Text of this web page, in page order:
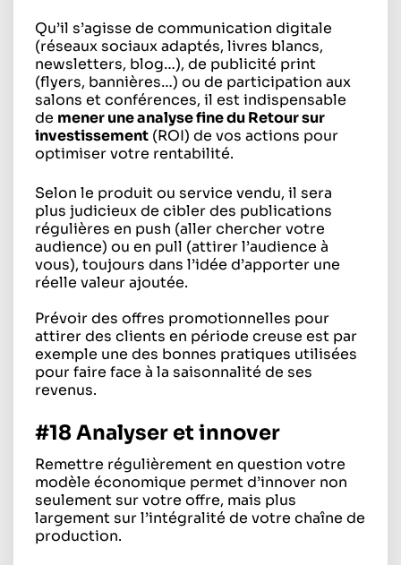
Qu’il s’agisse de communication digitale
(réseaux sociaux adaptés, livres blancs,
newsletters, blog…), de publicité print
(flyers, bannières…) ou de participation aux
salons et conférences, il est indispensable
de mener une analyse fine du Retour sur
investissement (ROI) de vos actions pour
optimiser votre rentabilité.
Selon le produit ou service vendu, il sera
plus judicieux de cibler des publications
régulières en push (aller chercher votre
audience) ou en pull (attirer l’audience à
vous), toujours dans l’idée d’apporter une
réelle valeur ajoutée.
Prévoir des offres promotionnelles pour
attirer des clients en période creuse est par
exemple une des bonnes pratiques utilisées
pour faire face à la saisonnalité de ses
revenus.
#18 Analyser et innover
Remettre régulièrement en question votre
modèle économique permet d’innover non
seulement sur votre offre, mais plus
largement sur l’intégralité de votre chaîne de
production.